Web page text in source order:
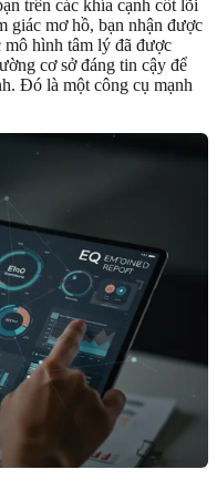
trên các khía cạnh cốt lõi
giác mơ hồ, bạn nhận được
hình tâm lý đã được
cơ sở đáng tin cậy để
Đó là một công cụ mạnh